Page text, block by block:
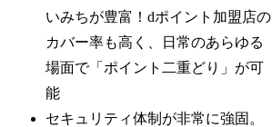
いみちが豊富！dポイント加盟店の
カバー率も高く、日常のあらゆる
場面で「ポイント二重どり」が可
能
セキュリティ体制が非常に強固。